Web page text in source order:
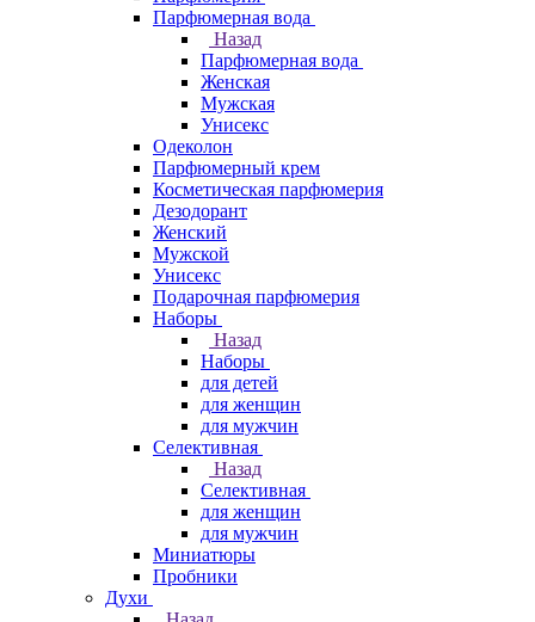
Парфюмерная вода
Назад
Парфюмерная вода
Женская
Мужская
Унисекс
Одеколон
Парфюмерный крем
Косметическая парфюмерия
Дезодорант
Женский
Мужской
Унисекс
Подарочная парфюмерия
Наборы
Назад
Наборы
для детей
для женщин
для мужчин
Селективная
Назад
Селективная
для женщин
для мужчин
Миниатюры
Пробники
Духи